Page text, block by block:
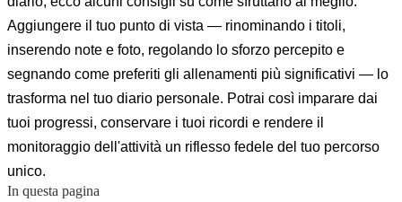
Aggiungere il tuo punto di vista — rinominando i titoli,
inserendo note e foto, regolando lo sforzo percepito e
segnando come preferiti gli allenamenti più significativi — lo
trasforma nel tuo diario personale. Potrai così imparare dai
tuoi progressi, conservare i tuoi ricordi e rendere il
monitoraggio dell'attività un riflesso fedele del tuo percorso
unico.
In questa pagina